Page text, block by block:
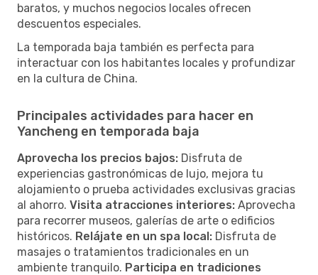
baratos, y muchos negocios locales ofrecen
descuentos especiales.
La temporada baja también es perfecta para
interactuar con los habitantes locales y profundizar
en la cultura de China.
Principales actividades para hacer en
Yancheng en temporada baja
Aprovecha los precios bajos: Disfruta de
experiencias gastronómicas de lujo, mejora tu
alojamiento o prueba actividades exclusivas gracias
al ahorro. Visita atracciones interiores: Aprovecha
para recorrer museos, galerías de arte o edificios
históricos. Relájate en un spa local: Disfruta de
masajes o tratamientos tradicionales en un
ambiente tranquilo. Participa en tradiciones